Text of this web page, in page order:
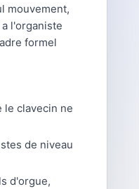
mouvement,
l'organiste
formel
le clavecin ne
de niveau
d'orgue,